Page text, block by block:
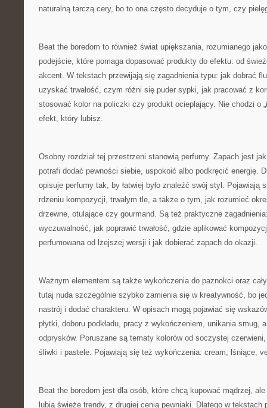
naturalną tarczą cery, bo to ona często decyduje o tym, czy
Beat the boredom to również świat upiększania, rozumianego
podejście, które pomaga dopasować produkty do efektu: od
akcent. W tekstach przewijają się zagadnienia typu: jak dobrać
uzyskać trwałość, czym różni się puder sypki, jak pracować z
stosować kolor na policzki czy produkt ocieplający. Nie chodzi o
efekt, który lubisz.
Osobny rozdział tej przestrzeni stanowią perfumy. Zapach jest
potrafi dodać pewności siebie, uspokoić albo podkręcić energię.
opisuje perfumy tak, by łatwiej było znaleźć swój styl. Pojawiają
rdzeniu kompozycji, trwałym tle, a także o tym, jak rozumieć
drzewne, otulające czy gourmand. Są też praktyczne
wyczuwalność, jak poprawić trwałość, gdzie aplikować
perfumowana od lżejszej wersji i jak dobierać zapach do okazji.
Ważnym elementem są także wykończenia do paznokci oraz
tutaj nuda szczególnie szybko zamienia się w kreatywność, bo
nastrój i dodać charakteru. W opisach mogą pojawiać się
płytki, doboru podkładu, pracy z wykończeniem, unikania smug,
odprysków. Poruszane są tematy kolorów od soczystej
śliwki i pastele. Pojawiają się też wykończenia: cream, lśniące,
Beat the boredom jest dla osób, które chcą kupować mądrzej,
lubią świeże trendy, z drugiej cenią pewniaki. Dlatego w tekstach